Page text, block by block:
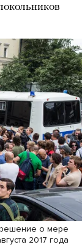
о мере
2017 года